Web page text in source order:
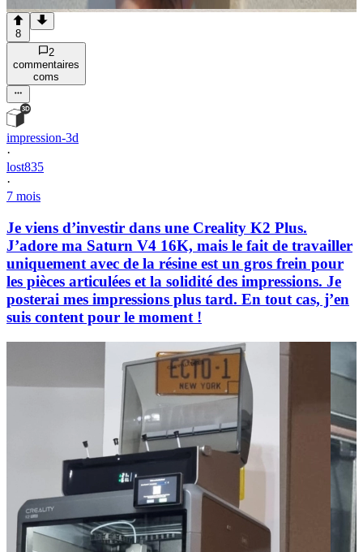
8
2
commentaires
coms
impression-3d
·
lost835
·
7 mois
Je viens d’investir dans une Creality K2 Plus.
J’adore ma Saturn V4 16K, mais le fait de travailler
uniquement avec de la résine est un gros frein pour
les pièces articulées et la solidité des impressions. Je
posterai mes impressions plus tard. En tout cas, j’en
suis content pour le moment !